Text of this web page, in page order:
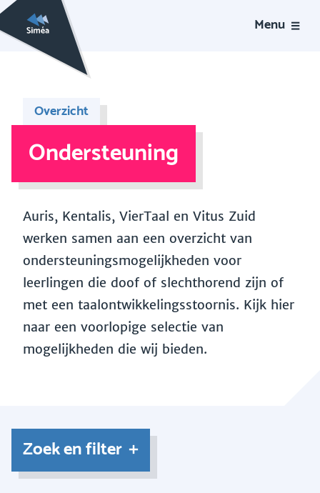
Menu
Overzicht
Ondersteuning
Auris, Kentalis, VierTaal en Vitus Zuid
werken samen aan een overzicht van
ondersteuningsmogelijkheden voor
leerlingen die doof of slechthorend zijn of
met een taalontwikkelingsstoornis. Kijk hier
naar een voorlopige selectie van
mogelijkheden die wij bieden.
Zoek en filter